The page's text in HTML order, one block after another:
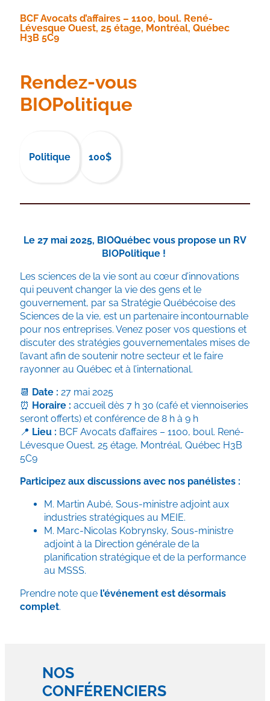
BCF Avocats d’affaires – 1100, boul. René-
Lévesque Ouest, 25 étage, Montréal, Québec
H3B 5C9
Rendez-vous
BIOPolitique
Politique 100$
Le 27 mai 2025, BIOQuébec vous propose un RV
BIOPolitique !
Les sciences de la vie sont au cœur d’innovations
qui peuvent changer la vie des gens et le
gouvernement, par sa Stratégie Québécoise des
Sciences de la vie, est un partenaire incontournable
pour nos entreprises. Venez poser vos questions et
discuter des stratégies gouvernementales mises de
l’avant afin de soutenir notre secteur et le faire
rayonner au Québec et à l’international.
📆 Date : 27 mai 2025
⏰ Horaire : accueil dès 7 h 30 (café et viennoiseries
seront offerts) et conférence de 8 h à 9 h
📍 Lieu : BCF Avocats d’affaires – 1100, boul. René-
Lévesque Ouest, 25 étage, Montréal, Québec H3B
5C9
Participez aux discussions avec nos panélistes :
M. Martin Aubé, Sous-ministre adjoint aux
industries stratégiques au MEIE.
M. Marc-Nicolas Kobrynsky, Sous-ministre
adjoint à la Direction générale de la
planification stratégique et de la performance
au MSSS.
Prendre note que l’événement est désormais
complet.
NOS
CONFÉRENCIERS